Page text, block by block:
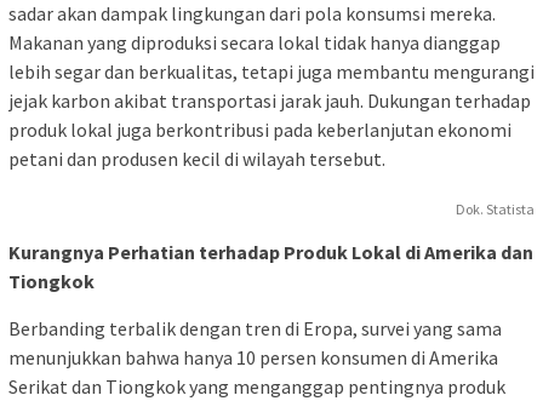
sadar akan dampak lingkungan dari pola konsumsi mereka.
Makanan yang diproduksi secara lokal tidak hanya dianggap
lebih segar dan berkualitas, tetapi juga membantu mengurangi
jejak karbon akibat transportasi jarak jauh. Dukungan terhadap
produk lokal juga berkontribusi pada keberlanjutan ekonomi
petani dan produsen kecil di wilayah tersebut.
Dok. Statista
Kurangnya Perhatian terhadap Produk Lokal di Amerika dan
Tiongkok
Berbanding terbalik dengan tren di Eropa, survei yang sama
menunjukkan bahwa hanya 10 persen konsumen di Amerika
Serikat dan Tiongkok yang menganggap pentingnya produk